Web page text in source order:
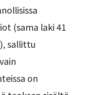
(sama laki 41
sallittu
on